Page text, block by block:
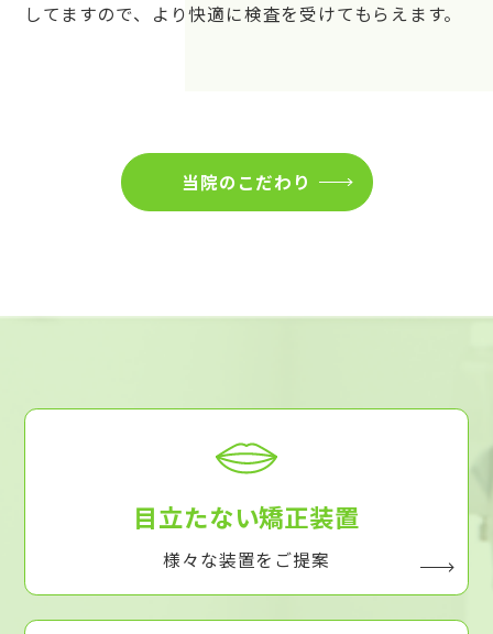
してますので、より快適に検査を受けてもらえます。
当院のこだわり
目立たない矯正装置
様々な装置をご提案